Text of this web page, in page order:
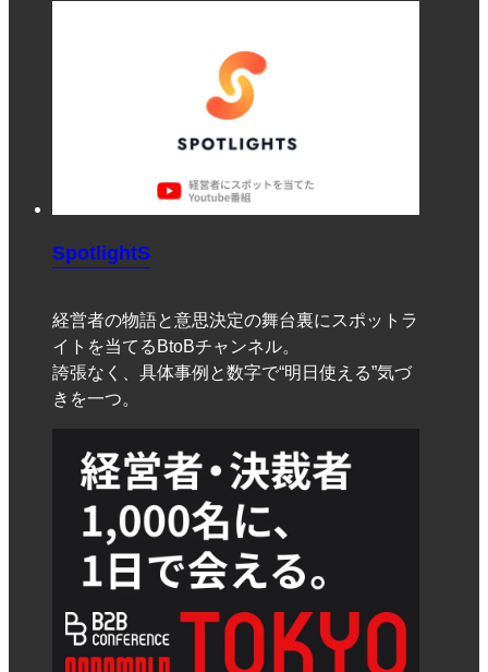
SpotlightS
経営者の物語と意思決定の舞台裏にスポットラ
イトを当てるBtoBチャンネル。
誇張なく、具体事例と数字で“明日使える”気づ
きを一つ。